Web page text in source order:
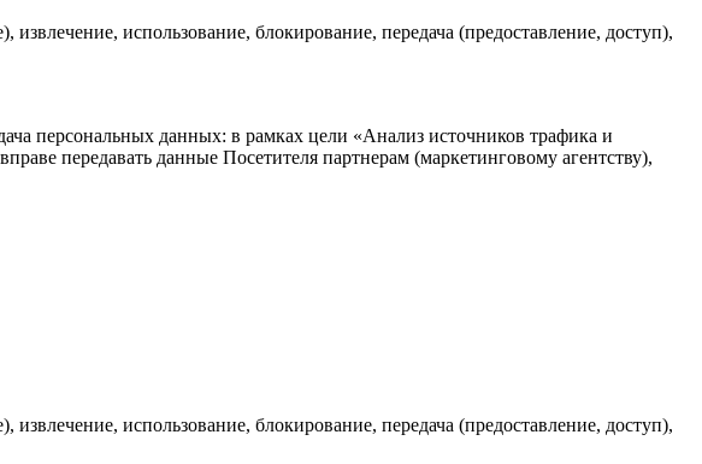
использование, блокирование, передача (предоставление, доступ),
персональных данных: в рамках цели «Анализ источников трафика и
передавать данные Посетителя партнерам (маркетинговому агентству),
использование, блокирование, передача (предоставление, доступ),